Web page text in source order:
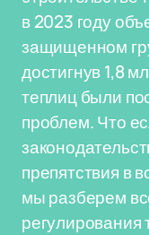
в 2023 году
защищенном
достигнув 1,8
теплиц были
проблем. Что
препятствия в
мы разберем
регулирования